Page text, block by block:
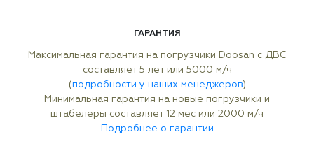
ГАРАНТИЯ
Максимальная гарантия на погрузчики Doosan с ДВС
составляет 5 лет или 5000 м/ч
(подробности у наших менеджеров)
Минимальная гарантия на новые погрузчики и
штабелеры составляет 12 мес или 2000 м/ч
Подробнее о гарантии